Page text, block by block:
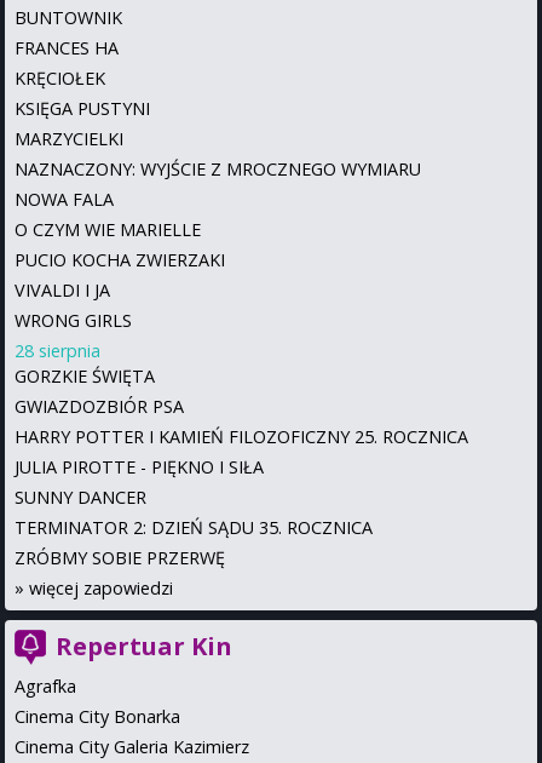
BUNTOWNIK
FRANCES HA
KRĘCIOŁEK
KSIĘGA PUSTYNI
MARZYCIELKI
NAZNACZONY: WYJŚCIE Z MROCZNEGO WYMIARU
NOWA FALA
O CZYM WIE MARIELLE
PUCIO KOCHA ZWIERZAKI
VIVALDI I JA
WRONG GIRLS
28 sierpnia
GORZKIE ŚWIĘTA
GWIAZDOZBIÓR PSA
HARRY POTTER I KAMIEŃ FILOZOFICZNY 25. ROCZNICA
JULIA PIROTTE - PIĘKNO I SIŁA
SUNNY DANCER
TERMINATOR 2: DZIEŃ SĄDU 35. ROCZNICA
ZRÓBMY SOBIE PRZERWĘ
» więcej zapowiedzi
Repertuar Kin
Agrafka
Cinema City Bonarka
Cinema City Galeria Kazimierz